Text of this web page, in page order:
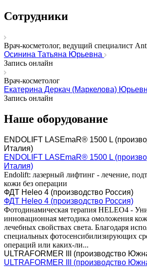
Сотрудники
Врач-косметолог, ведущий специалист
Осинина Татьяна Юрьевна
Запись онлайн
Врач-косметолог
Екатерина Деркач (Маркелова)
Запись онлайн
Наше оборудование
ENDOLIFT LASEmaR® 1500 L
Италия)
ENDOLIFT LASEmaR® 1500 L
Италия)
Endolift: лазерный лифтинг - лечение,
кожи без операции
ФДТ Heleo 4 (производство Россия)
ФДТ Heleo 4 (производство Россия)
Фотодинамическая терапия HELEO4 -
инновационная методика омоложения
лечебных свойствах света. Благодаря
специальных фотосенсибилизирующих
операций или каких-ли...
ULTRAFORMER III (производство
ULTRAFORMER III (производство